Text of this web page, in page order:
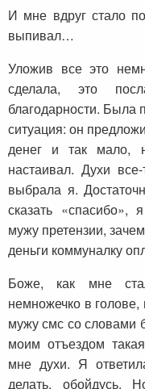
И мне вдруг стало
выпивал…
Уложив все это
сделала, это
благодарности.
ситуация: он
денег и так мало,
настаивал. Духи
выбрала я.
сказать
мужу претензии,
деньги коммуналку
Боже, как мне
немножечко в голове,
мужу смс со словами
моим отъездом
мне духи. Я
делать, обойдусь.